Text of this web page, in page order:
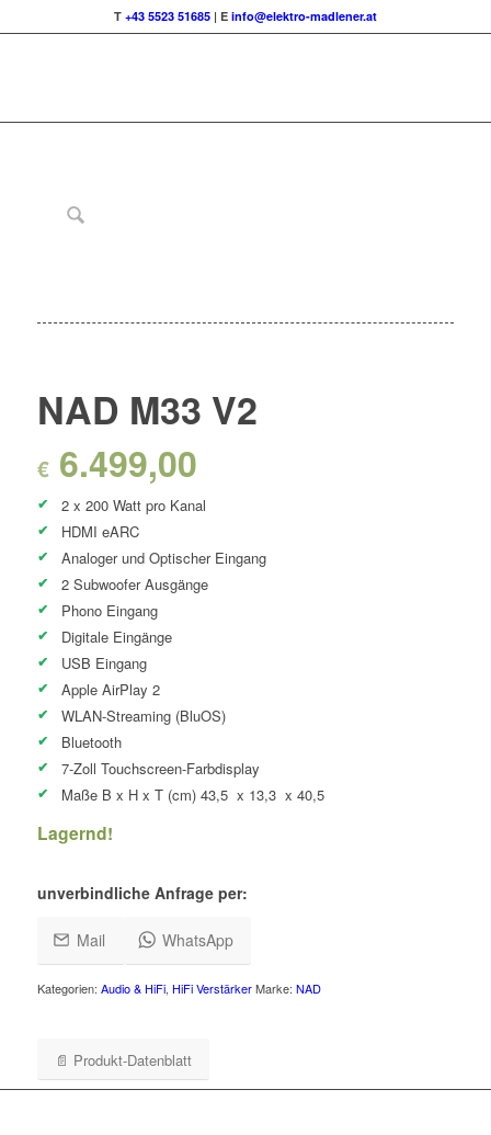
T +43 5523 51685| E info@elektro-madlener.at
NAD M33 V2
€6.499,00
2 x 200 Watt pro Kanal
HDMI eARC
Analoger und Optischer Eingang
2 Subwoofer Ausgänge
Phono Eingang
Digitale Eingänge
USB Eingang
Apple AirPlay 2
WLAN-Streaming (BluOS)
Bluetooth
7-Zoll Touchscreen-Farbdisplay
Maße B x H x T (cm) 43,5 x 13,3 x 40,5
Lagernd!
unverbindliche Anfrage per:
Mail WhatsApp
Kategorien: Audio & HiFi, HiFi Verstärker Marke: NAD
📄 Produkt-Datenblatt